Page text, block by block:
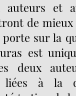
et
de
sur la
est
deux
liées à la